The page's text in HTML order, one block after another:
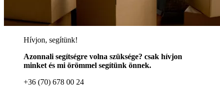
Hívjon, segítünk!
Azonnali segítségre volna szüksége? csak hívjon
minket és mi örömmel segítünk önnek.
+36 (70) 678 00 24